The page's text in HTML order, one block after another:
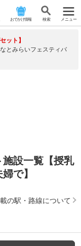
おでかけ情報 検 索 メニュー
ット】
とみらいフェスティバ
設一覧【授乳
で】
の駅・路線について